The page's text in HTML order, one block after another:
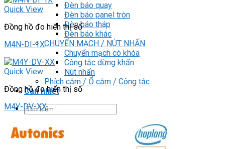
Đèn báo quay
Đèn báo panel tròn
Đèn báo tháp
Đèn báo khác
CHUYỂN MẠCH / NÚT NHẤN
Chuyển mạch có khóa
Công tắc dừng khẩn
Nút nhấn
Phích cắm / Ổ cắm / Công tắc
Can nhiệt
Tìm
kiếm:
0
Quick View
Đồng hồ đo hiển thị số
M4N-DI-1X
Quick View
Đồng hồ đo hiển thị số
M4Y-DV-XX